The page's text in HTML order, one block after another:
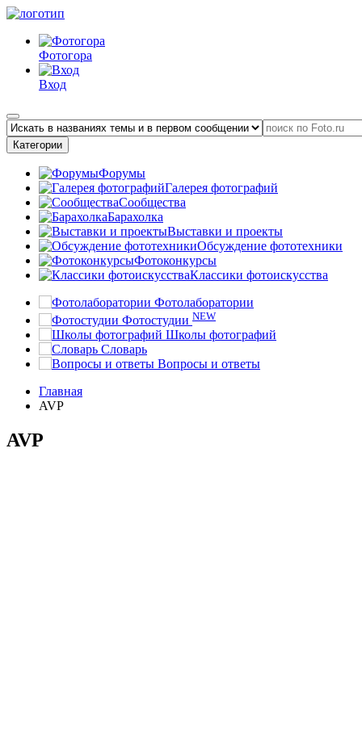
Фотогора
Вход
Категории
Форумы
Галерея фотографий
Сообщества
Барахолка
Выставки и проекты
Обсуждение фототехники
Фотоконкурсы
Классики фотоискусства
Фотолаборатории
Фотостудии NEW
Школы фотографий
Словарь
Вопросы и ответы
Главная
AVP
AVP